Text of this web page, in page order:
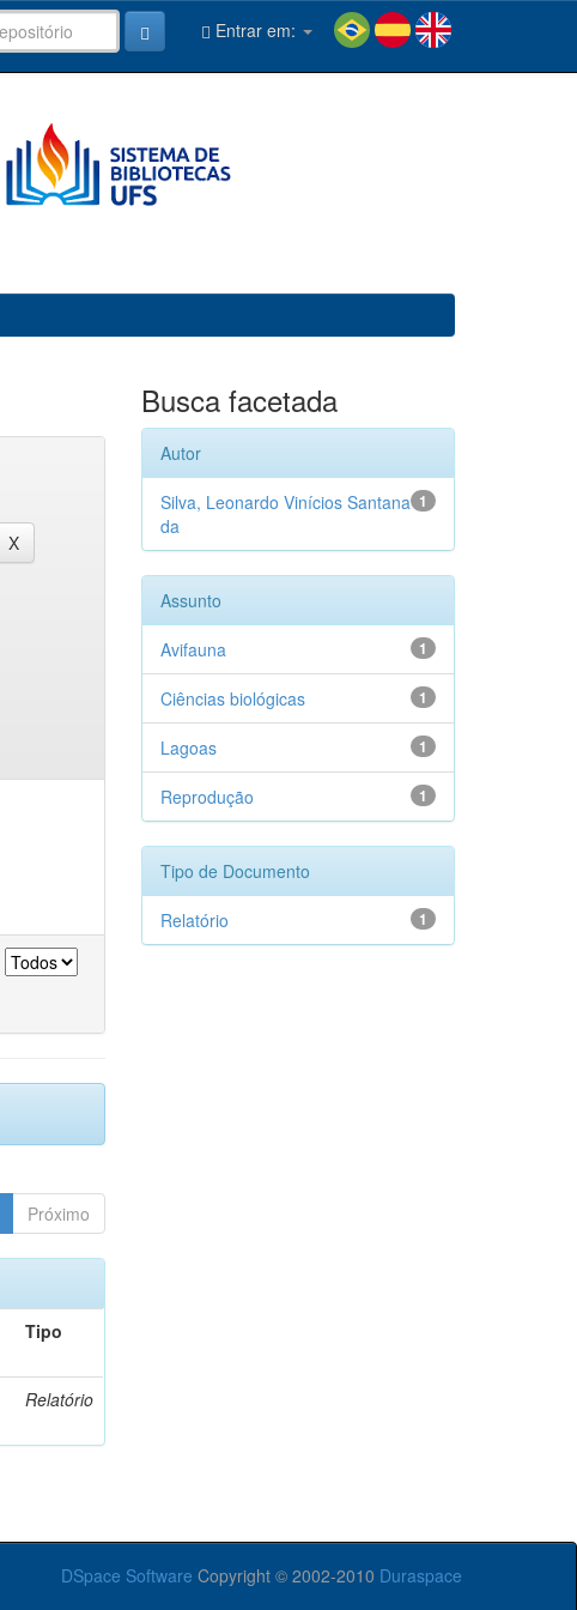
Entrar em:
Próximo
Tipo
Relatório
Busca facetada
Autor
1
Silva, Leonardo Vinícios Santana
da
Assunto
1
Avifauna
1
Ciências biológicas
1
Lagoas
1
Reprodução
Tipo de Documento
1
Relatório
DSpace Software Copyright © 2002-2010 Duraspace